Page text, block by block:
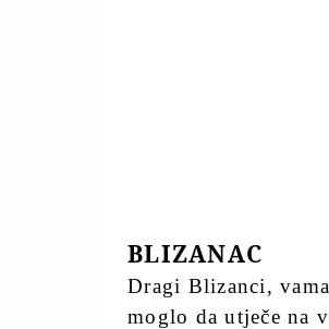
BLIZANAC
Dragi Blizanci,
moglo da utječe na